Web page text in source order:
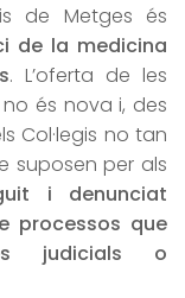
de Metges és
de la medicina
. L’oferta de les
és nova i, des
Col·legis no tan
suposen per als
i denunciat
processos que
judicials o